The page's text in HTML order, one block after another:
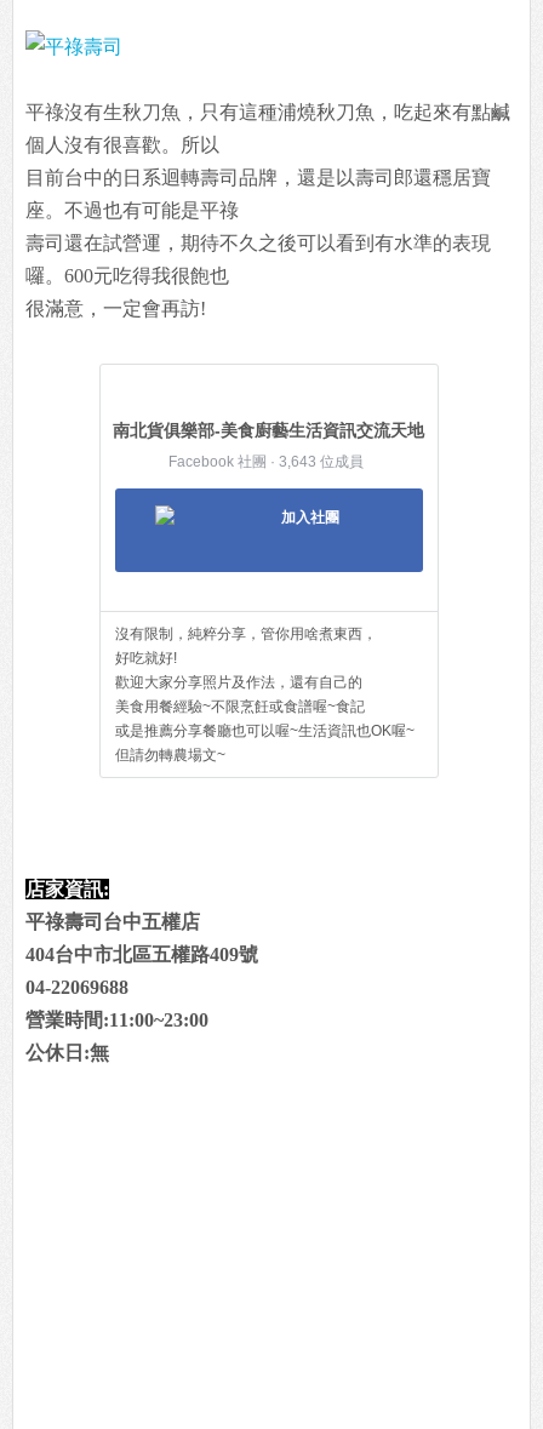
平祿沒有生秋刀魚，只有這種浦燒秋刀魚，吃起來有點鹹
個人沒有很喜歡。所以
目前台中的日系迴轉壽司品牌，還是以壽司郎還穩居寶
座。不過也有可能是平祿
壽司還在試營運，期待不久之後可以看到有水準的表現
囉。600元吃得我很飽也
很滿意，一定會再訪!
南北貨俱樂部-美食廚藝生活資訊交流天地
Facebook 社團 · 3,643 位成員
加入社團
沒有限制，純粹分享，管你用啥煮東西，
好吃就好!
歡迎大家分享照片及作法，還有自己的
美食用餐經驗~不限烹飪或食譜喔~食記
或是推薦分享餐廳也可以喔~生活資訊也OK喔~
但請勿轉農場文~
店家資訊:
平祿壽司台中五權店
404台中市北區五權路409號
04-22069688
營業時間:11:00~23:00
公休日:無